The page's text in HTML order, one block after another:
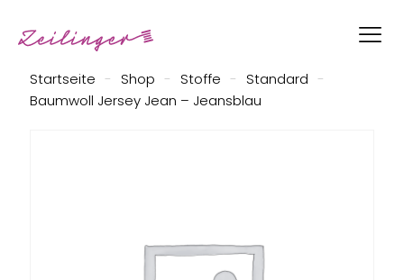
Startseite - Shop - Stoffe - Standard -
Baumwoll Jersey Jean – Jeansblau